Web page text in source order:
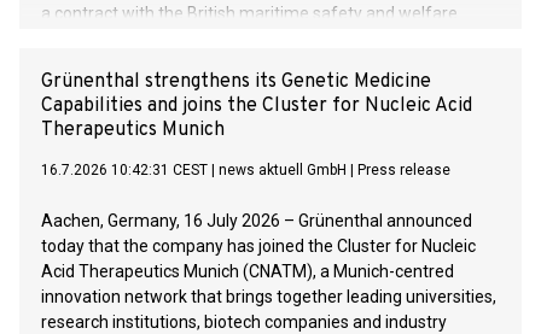
a contract with the British maritime safety and welfare
vessels VARD has signed of its kind. The value of the
contract exceeds 220 mill. euros.
Grünenthal strengthens its Genetic Medicine
Capabilities and joins the Cluster for Nucleic Acid
Therapeutics Munich
16.7.2026 10:42:31 CEST news aktuell GmbH Press release
Aachen, Germany, 16 July 2026 – Grünenthal announced
today that the company has joined the Cluster for Nucleic
Acid Therapeutics Munich (CNATM), a Munich-centred
innovation network that brings together leading universities,
research institutions, biotech companies and industry